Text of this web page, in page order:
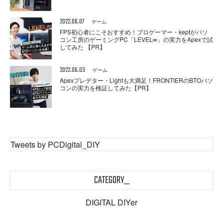
2022.06.07 ゲーム
FPS初心者にこそおすすめ！プロゲーマー・keptがパソ
コン工房のゲーミングPC「LEVEL∞」の実力をApexで試
してみた 【PR】
2022.06.03 ゲーム
Apexプレデター・Lightも大満足！FRONTIERのBTOパソ
コンの実力を検証してみた【PR】
Tweets by PCDigital_DIY
CATEGORY_
DIGITAL DIYer